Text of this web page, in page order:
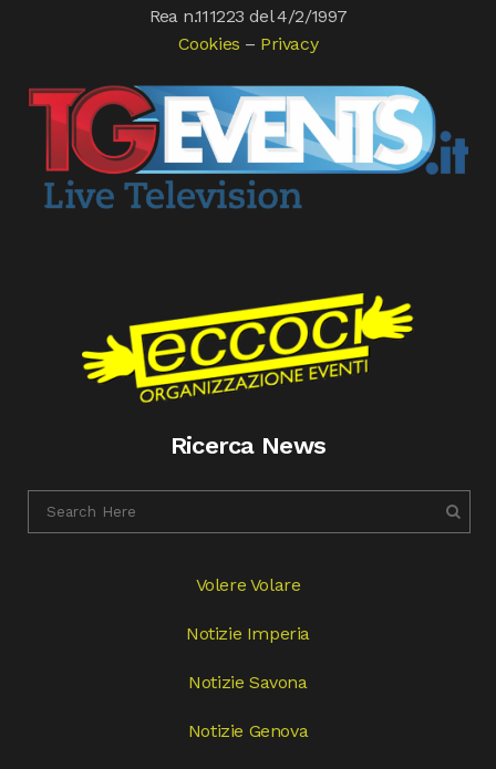
Rea n.111223 del 4/2/1997
Cookies – Privacy
Ricerca News
Volere Volare
Notizie Imperia
Notizie Savona
Notizie Genova